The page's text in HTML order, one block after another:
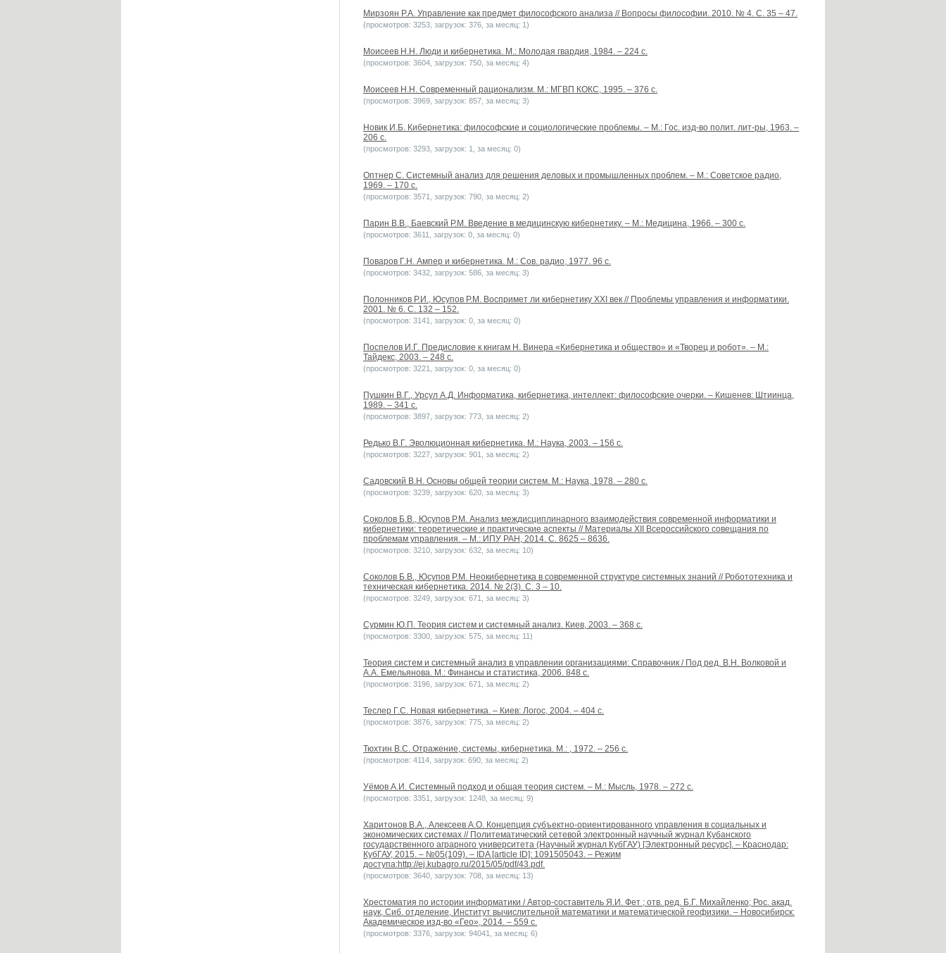
Мирзоян Р.А. Управление как предмет философского анализа // Вопросы философии. 2010. № 4. С. 35 – 47.
(просмотров: 3253, загрузок: 376, за месяц: 1)
Моисеев Н.Н. Люди и кибернетика. М.: Молодая гвардия, 1984. – 224 с.
(просмотров: 3604, загрузок: 750, за месяц: 4)
Моисеев Н.Н. Современный рационализм. М.: МГВП КОКС, 1995. – 376 с.
(просмотров: 3969, загрузок: 857, за месяц: 3)
Новик И.Б. Кибернетика: философские и социологические проблемы. – М.: Гос. изд-во полит. лит-ры, 1963. –
206 с.
(просмотров: 3293, загрузок: 1, за месяц: 0)
Оптнер С. Системный анализ для решения деловых и промышленных проблем. – М.: Советское радио,
1969. – 170 с.
(просмотров: 3571, загрузок: 790, за месяц: 2)
Парин В.В., Баевский Р.М. Введение в медицинскую кибернетику. – М.: Медицина, 1966. – 300 с.
(просмотров: 3611, загрузок: 0, за месяц: 0)
Поваров Г.Н. Ампер и кибернетика. М.: Сов. радио, 1977. 96 с.
(просмотров: 3432, загрузок: 586, за месяц: 3)
Полонников Р.И., Юсупов Р.М. Воспримет ли кибернетику ХХІ век // Проблемы управления и информатики.
2001. № 6. С. 132 – 152.
(просмотров: 3141, загрузок: 0, за месяц: 0)
Поспелов И.Г. Предисловие к книгам Н. Винера «Кибернетика и общество» и «Творец и робот». – М.:
Тайдекс, 2003. – 248 с.
(просмотров: 3221, загрузок: 0, за месяц: 0)
Пушкин В.Г., Урсул А.Д. Информатика, кибернетика, интеллект: философские очерки. – Кишенев: Штиинца,
1989. – 341 с.
(просмотров: 3897, загрузок: 773, за месяц: 2)
Редько В.Г. Эволюционная кибернетика. М.: Наука, 2003. – 156 c.
(просмотров: 3227, загрузок: 901, за месяц: 2)
Садовский В.Н. Основы общей теории систем. М.: Наука, 1978. – 280 с.
(просмотров: 3239, загрузок: 620, за месяц: 3)
Соколов Б.В., Юсупов Р.М. Анализ междисциплинарного взаимодействия современной информатики и
кибернетики: теоретические и практические аспекты // Материалы XII Всероссийского совещания по
проблемам управления. – М.: ИПУ РАН, 2014. С. 8625 – 8636.
(просмотров: 3210, загрузок: 632, за месяц: 10)
Соколов Б.В., Юсупов Р.М. Неокибернетика в современной структуре системных знаний // Робототехника и
техническая кибернетика. 2014. № 2(3). С. 3 – 10.
(просмотров: 3249, загрузок: 671, за месяц: 3)
Сурмин Ю.П. Теория систем и системный анализ. Киев, 2003. – 368 с.
(просмотров: 3300, загрузок: 575, за месяц: 11)
Теория систем и системный анализ в управлении организациями: Справочник / Под ред. В.Н. Волковой и
А.А. Емельянова. М.: Финансы и статистика, 2006. 848 с.
(просмотров: 3196, загрузок: 671, за месяц: 2)
Теслер Г.С. Новая кибернетика. – Киев: Логос, 2004. – 404 с.
(просмотров: 3876, загрузок: 775, за месяц: 2)
Тюхтин В.С. Отражение, системы, кибернетика. М.: , 1972. – 256 с.
(просмотров: 4114, загрузок: 690, за месяц: 2)
Уёмов А.И. Системный подход и общая теория систем. – М.: Мысль, 1978. – 272 с.
(просмотров: 3351, загрузок: 1248, за месяц: 9)
Харитонов В.А., Алексеев А.О. Концепция субъектно-ориентированного управления в социальных и
экономических системах // Политематический сетевой электронный научный журнал Кубанского
государственного аграрного университета (Научный журнал КубГАУ) [Электронный ресурс]. – Краснодар:
КубГАУ, 2015. – №05(109). – IDA [article ID]: 1091505043. – Режим
доступа:http://ej.kubagro.ru/2015/05/pdf/43.pdf.
(просмотров: 3640, загрузок: 708, за месяц: 13)
Хрестоматия по истории информатики / Автор-составитель Я.И. Фет ; отв. ред. Б.Г. Михайленко; Рос. акад.
наук, Сиб. отделение, Институт вычислительной математики и математической геофизики. – Новосибирск:
Академическое изд-во «Гео», 2014. – 559 с.
(просмотров: 3376, загрузок: 94041, за месяц: 6)